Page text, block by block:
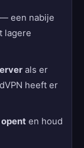
een nabije
lagere
als er
heeft er
openten houd